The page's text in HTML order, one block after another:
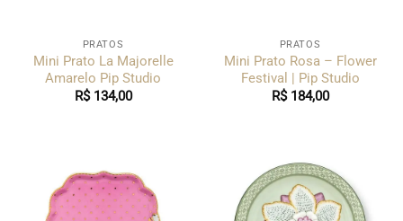
PRATOS
Mini Prato La Majorelle
Amarelo Pip Studio
R$134,00
PRATOS
Mini Prato Rosa – Flower
Festival | Pip Studio
R$184,00